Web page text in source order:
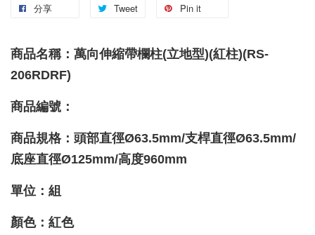
分享 Tweet Pin it
商品名稱：萬向伸縮帶欄柱(立地型)(紅柱)(RS-
206RDRF)
商品編號：
商品規格：頭部直徑Ø63.5mm/支桿直徑Ø63.5mm/
底座直徑Ø125mm/高度960mm
單位：組
顏色：紅色